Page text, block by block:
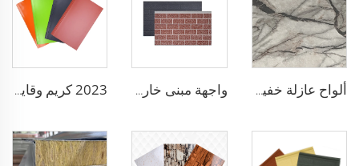
ألواح عازلة خفيفة الوزن من الرغوة وسائط البوليسترين الألواح الساندويشية من رغوة الـ EPS للجدران في غرفة المعيشة واجهة مبنى خارجي ألواح رغوة بولي يوريثين ساندويش ألواح جانبية معدنية 2023 كريم وقاية ممتاز ضد أشعة الشمس ومادة زخرفية مضادة للشيخوخة ألواح جدارية زخرفية